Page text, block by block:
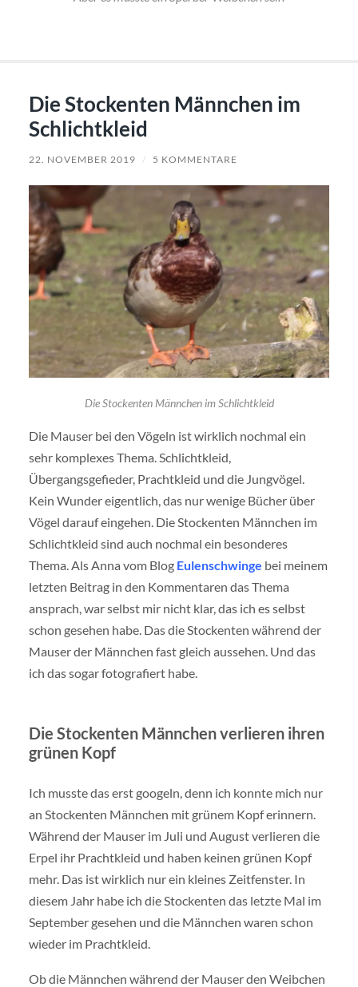
Die Stockenten Männchen im
Schlichtkleid
22. NOVEMBER 2019 / 5 KOMMENTARE
Die Stockenten Männchen im Schlichtkleid
Die Mauser bei den Vögeln ist wirklich nochmal ein
sehr komplexes Thema. Schlichtkleid,
Übergangsgefieder, Prachtkleid und die Jungvögel.
Kein Wunder eigentlich, das nur wenige Bücher über
Vögel darauf eingehen. Die Stockenten Männchen im
Schlichtkleid sind auch nochmal ein besonderes
Thema. Als Anna vom Blog Eulenschwinge bei meinem
letzten Beitrag in den Kommentaren das Thema
ansprach, war selbst mir nicht klar, das ich es selbst
schon gesehen habe. Das die Stockenten während der
Mauser der Männchen fast gleich aussehen. Und das
ich das sogar fotografiert habe.
Die Stockenten Männchen verlieren ihren
grünen Kopf
Ich musste das erst googeln, denn ich konnte mich nur
an Stockenten Männchen mit grünem Kopf erinnern.
Während der Mauser im Juli und August verlieren die
Erpel ihr Prachtkleid und haben keinen grünen Kopf
mehr. Das ist wirklich nur ein kleines Zeitfenster. In
diesem Jahr habe ich die Stockenten das letzte Mal im
September gesehen und die Männchen waren schon
wieder im Prachtkleid.
Ob die Männchen während der Mauser den Weibchen